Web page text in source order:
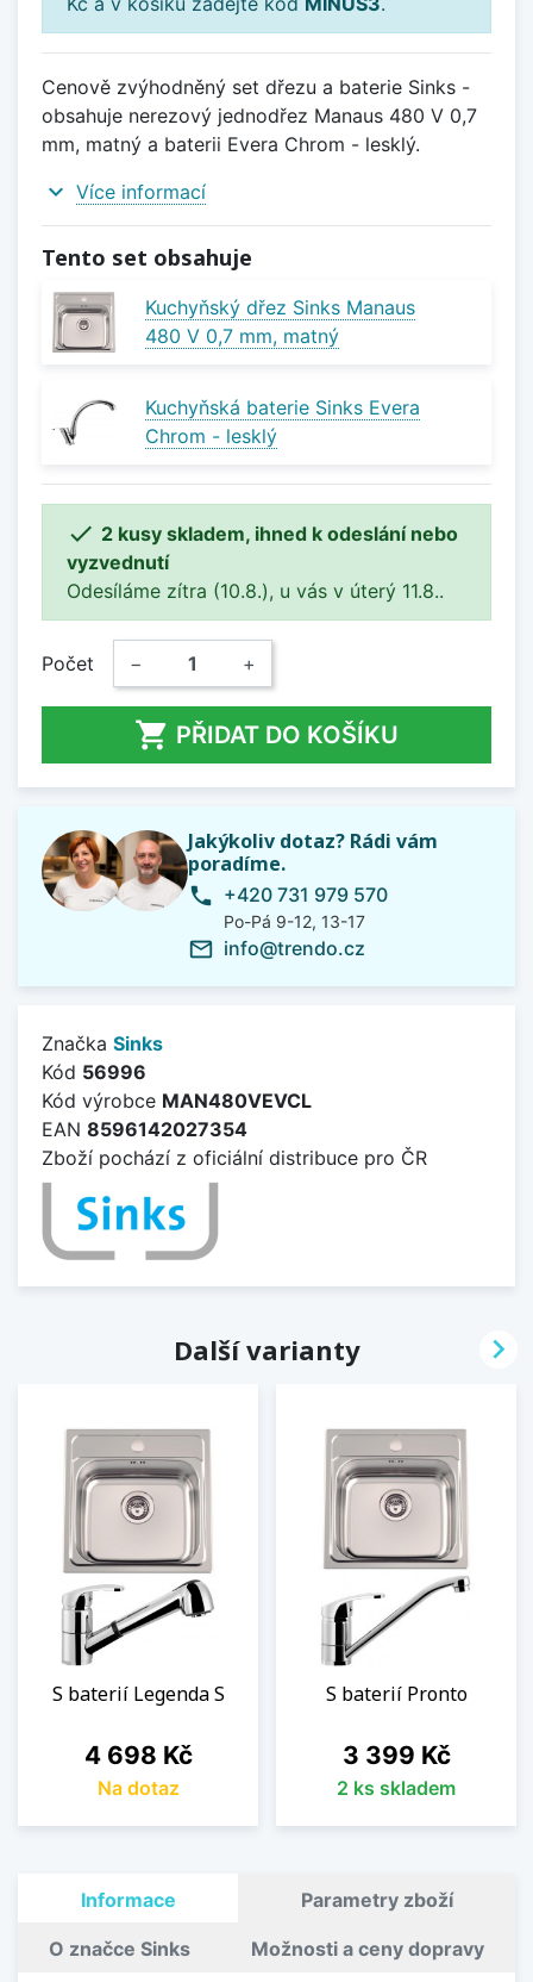
Cenově zvýhodněný set dřezu a baterie Sinks -
obsahuje nerezový jednodřez Manaus 480 V 0,7
mm, matný a baterii Evera Chrom - lesklý.
expand_more Více informací
Tento set obsahuje
Kuchyňský dřez Sinks Manaus
480 V 0,7 mm, matný
Kuchyňská baterie Sinks Evera
Chrom - lesklý
 2 kusy skladem, ihned k odeslání nebo
vyzvednutí
Odesíláme zítra (10.8.), u vás v úterý 11.8..
Počet − +
 PŘIDAT DO KOŠÍKU
Jakýkoliv dotaz? Rádi vám
poradíme.
phone +420 731 979 570
Po-Pá 9-12, 13-17
mail_outline info@trendo.cz
Značka Sinks
Kód 56996
Kód výrobce MAN480VEVCL
EAN 8596142027354
Zboží pochází z oficiální distribuce pro ČR
Další varianty
S baterií Legenda S
Cena
4 698 Kč
Na dotaz
S baterií Pronto
Cena
3 399 Kč
2 ks skladem

Informace Parametry zboží
O značce Sinks Možnosti a ceny dopravy